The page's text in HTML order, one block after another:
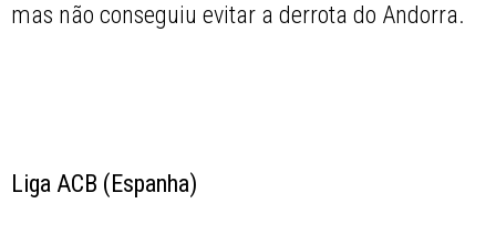
mas não conseguiu evitar a derrota do Andorra.
Liga ACB (Espanha)